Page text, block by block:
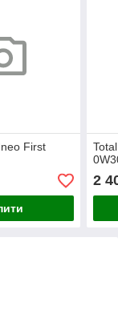
First
2